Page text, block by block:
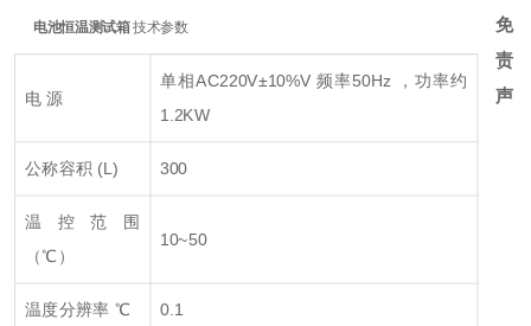
电池恒温测试箱 技术参数
电 源
单相AC220V±10%V 频率50Hz ，功率约
1.2KW
公称容积 (L) 300
温控范围
（℃）
10~50
温度分辨率 ℃ 0.1
免
责
声